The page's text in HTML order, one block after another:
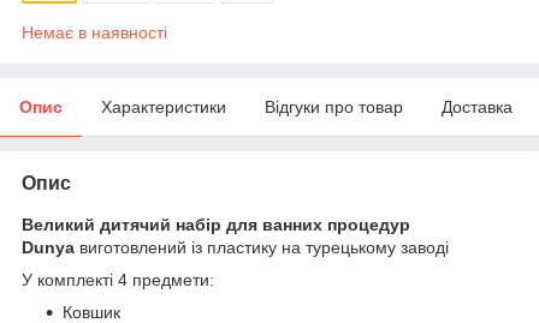
Немає в наявності
Опис Характеристики Відгуки про товар Доставка
Опис
Великий дитячий набір для ванних процедур
Dunya виготовлений із пластику на турецькому заводі
У комплекті 4 предмети:
Ковшик